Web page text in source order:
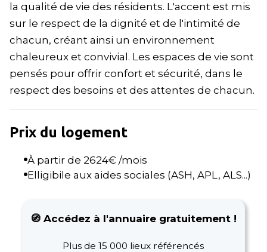
la qualité de vie des résidents. L'accent est mis
sur le respect de la dignité et de l'intimité de
chacun, créant ainsi un environnement
chaleureux et convivial. Les espaces de vie sont
pensés pour offrir confort et sécurité, dans le
respect des besoins et des attentes de chacun.
Prix du logement
À partir de 2624€ /mois
Elligibile aux aides sociales (ASH, APL, ALS...)
🧭 Accédez à l'annuaire gratuitement !
Plus de 15 000 lieux référencés